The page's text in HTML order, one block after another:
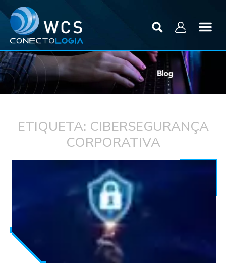
ETIQUETA: CIBERSEGURANÇA
CORPORATIVA